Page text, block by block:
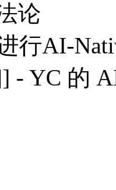
论
行AI-
- YC 的